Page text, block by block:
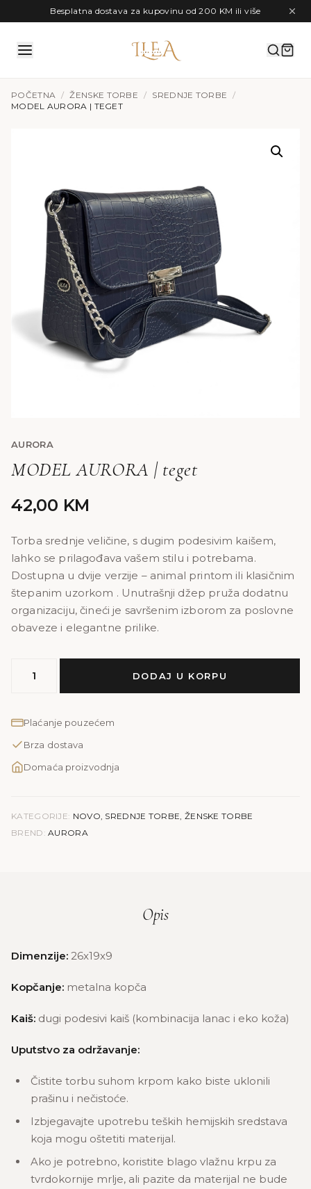
Preskoči na sadržajBesplatna dostava za kupovinu od 200 KM ili više
POČETNA / ŽENSKE TORBE / SREDNJE TORBE
/
MODEL AURORA | TEGET
AURORA
MODEL AURORA | teget
42,00 KM
Torba srednje veličine, s dugim podesivim kaišem,
lahko se prilagođava vašem stilu i potrebama.
Dostupna u dvije verzije – animal printom ili klasičnim
štepanim uzorkom . Unutrašnji džep pruža dodatnu
organizaciju, čineći je savršenim izborom za poslovne
obaveze i elegantne prilike.
AURORA
teget
DODAJ U KORPU
Plaćanje pouzećem
Brza dostava
Domaća proizvodnja
KATEGORIJE: NOVO, SREDNJE TORBE, ŽENSKE TORBE
BREND: AURORA
Opis
Dimenzije: 26x19x9
Kopčanje: metalna kopča
Kaiš: dugi podesivi kaiš (kombinacija lanac i eko koža)
Uputstvo za održavanje:
Čistite torbu suhom krpom kako biste uklonili
prašinu i nečistoće.
Izbjegavajte upotrebu teških hemijskih sredstava
koja mogu oštetiti materijal.
Ako je potrebno, koristite blago vlažnu krpu za
tvrdokornije mrlje, ali pazite da materijal ne bude